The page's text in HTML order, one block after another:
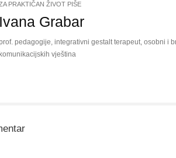
PRAKTIČAN ŽIVOT PIŠE
Ivana Grabar
pedagogije, integrativni gestalt terapeut, osobni i
komunikacijskih vještina